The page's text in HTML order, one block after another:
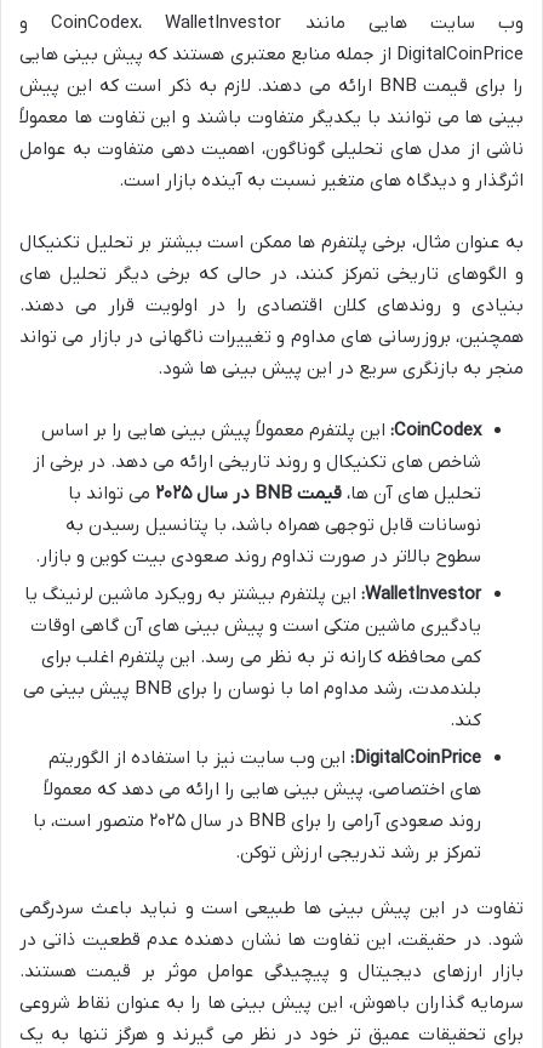
وب سایت هایی مانند CoinCodex، WalletInvestor و
DigitalCoinPrice از جمله منابع معتبری هستند که پیش بینی هایی
را برای قیمت BNB ارائه می دهند. لازم به ذکر است که این پیش
بینی ها می توانند با یکدیگر متفاوت باشند و این تفاوت ها معمولاً
ناشی از مدل های تحلیلی گوناگون، اهمیت دهی متفاوت به عوامل
اثرگذار و دیدگاه های متغیر نسبت به آینده بازار است.
به عنوان مثال، برخی پلتفرم ها ممکن است بیشتر بر تحلیل تکنیکال
و الگوهای تاریخی تمرکز کنند، در حالی که برخی دیگر تحلیل های
بنیادی و روندهای کلان اقتصادی را در اولویت قرار می دهند.
همچنین، بروزرسانی های مداوم و تغییرات ناگهانی در بازار می تواند
منجر به بازنگری سریع در این پیش بینی ها شود.
CoinCodex: این پلتفرم معمولاً پیش بینی هایی را بر اساس
شاخص های تکنیکال و روند تاریخی ارائه می دهد. در برخی از
تحلیل های آن ها، قیمت BNB در سال ۲۰۲۵
می تواند با
نوسانات قابل توجهی همراه باشد، با پتانسیل رسیدن به
سطوح بالاتر در صورت تداوم روند صعودی بیت کوین و بازار.
WalletInvestor: این پلتفرم بیشتر به رویکرد ماشین لرنینگ یا
یادگیری ماشین متکی است و پیش بینی های آن گاهی اوقات
کمی محافظه کارانه تر به نظر می رسد. این پلتفرم اغلب برای
بلندمدت، رشد مداوم اما با نوسان را برای BNB پیش بینی می
کند.
DigitalCoinPrice: این وب سایت نیز با استفاده از الگوریتم
های اختصاصی، پیش بینی هایی را ارائه می دهد که معمولاً
روند صعودی آرامی را برای BNB در سال ۲۰۲۵ متصور است، با
تمرکز بر رشد تدریجی ارزش توکن.
تفاوت در این پیش بینی ها طبیعی است و نباید باعث سردرگمی
شود. در حقیقت، این تفاوت ها نشان دهنده عدم قطعیت ذاتی در
بازار ارزهای دیجیتال و پیچیدگی عوامل موثر بر قیمت هستند.
سرمایه گذاران باهوش، این پیش بینی ها را به عنوان نقاط شروعی
برای تحقیقات عمیق تر خود در نظر می گیرند و هرگز تنها به یک